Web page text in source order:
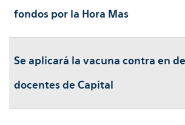
fondos por la Hora Mas
Se aplicará la vacuna contra en
docentes de Capital